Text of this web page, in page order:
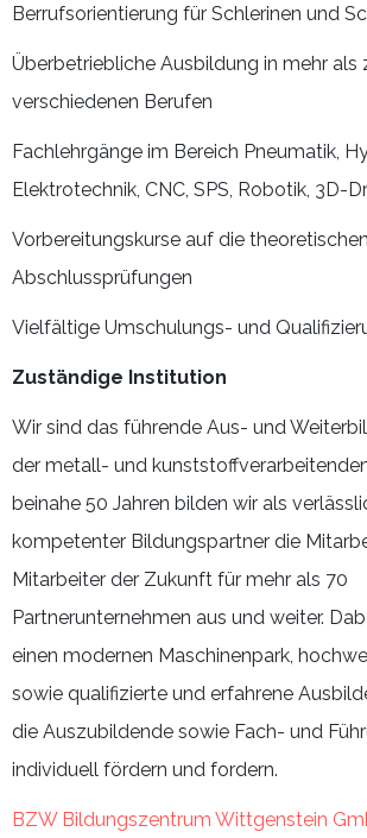
Berrufsorientierung für Schlerinen und
Überbetriebliche Ausbildung in mehr als
verschiedenen Berufen
Fachlehrgänge im Bereich Pneumatik,
Elektrotechnik, CNC, SPS, Robotik, 3D-
Vorbereitungskurse auf die
Abschlussprüfungen
Vielfältige Umschulungs- und
Zuständige Institution
Wir sind das führende Aus- und
der metall- und
beinahe 50 Jahren bilden wir als
kompetenter Bildungspartner die
Mitarbeiter der Zukunft für mehr als 70
Partnerunternehmen aus und weiter.
einen modernen Maschinenpark,
sowie qualifizierte und erfahrene
die Auszubildende sowie Fach- und
individuell fördern und fordern.
BZW Bildungszentrum Wittgenstein